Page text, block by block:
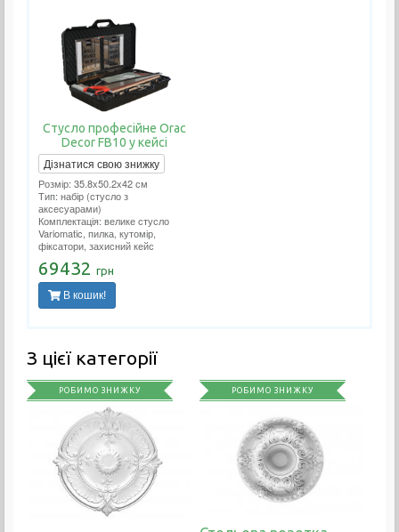
Стусло професійне Orac
Decor FB10 у кейсі
Дізнатися свою знижку
Розмір: 35.8x50.2x42 см
Тип: набір (стусло з
аксесуарами)
Комплектація: велике стусло
Variomatic, пилка, кутомір,
фіксатори, захисний кейс
69432 грн
В кошик!
З цієї категорії
РОБИМО ЗНИЖКУ РОБИМО ЗНИЖКУ